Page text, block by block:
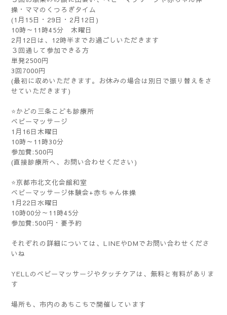
操・ママのくつろぎタイム
(1月15日・29日・2月12日)
10時～11時45分 木曜日
2月12日は、12時半までお過ごしいただきます
３回通して参加できる方
単発2500円
3回7000円
(最初に収めいただきます。お休みの場合は別日で振り替えをさ
せていただきます)
⭐かどの三条こども診療所
ベビーマッサージ
1月16日木曜日
10時～11時30分
参加費:500円
(直接診療所へ、お問い合わせください)
⭐京都市北文化会館和室
ベビーマッサージ体験会+赤ちゃん体操
1月22日水曜日
10時00分～11時45分
参加費:500円・要予約
それぞれの詳細については、LINEやDMでお問い合わせくださ
いね
YELLのベビーマッサージやタッチケアは、無料と有料がありま
す
場所も、市内のあちこちで開催しています